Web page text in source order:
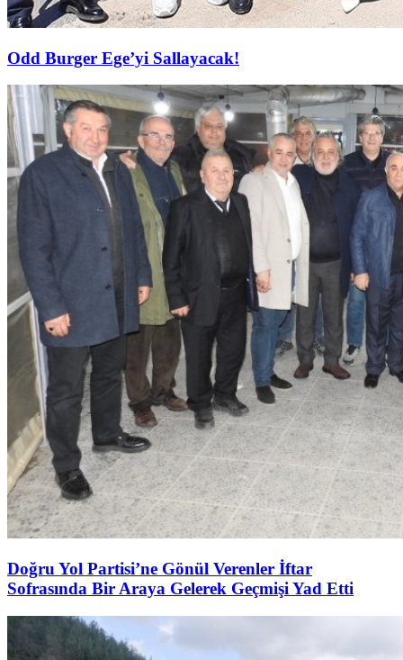
Odd Burger Ege’yi Sallayacak!
Doğru Yol Partisi’ne Gönül Verenler İftar
Sofrasında Bir Araya Gelerek Geçmişi Yad Etti